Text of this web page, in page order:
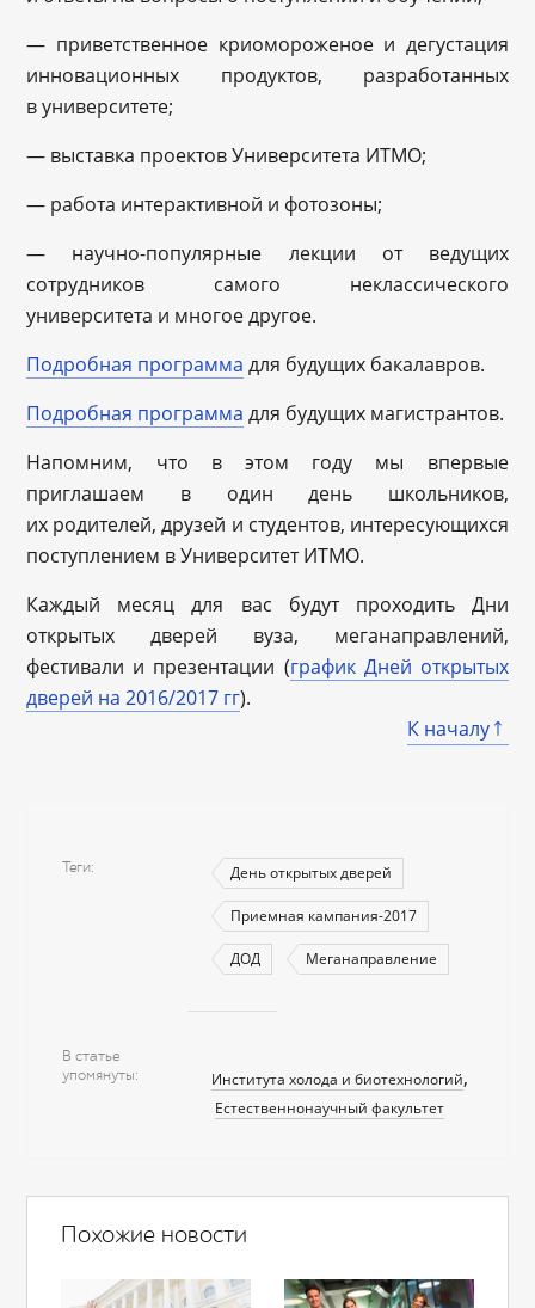
— приветственное криомороженое и дегустация
инновационных продуктов, разработанных
в университете;
— выставка проектов Университета ИТМО;
— работа интерактивной и фотозоны;
— научно-популярные лекции от ведущих
сотрудников самого неклассического
университета и многое другое.
Подробная программа для будущих бакалавров.
Подробная программа для будущих магистрантов.
Напомним, что в этом году мы впервые
приглашаем в один день школьников,
их родителей, друзей и студентов, интересующихся
поступлением в Университет ИТМО.
Каждый месяц для вас будут проходить Дни
открытых дверей вуза, меганаправлений,
фестивали и презентации (график Дней открытых
дверей на 2016/2017 гг).
К началу
Теги День открытых дверей
Приемная кампания-2017
ДОД Меганаправление
В статье
упомянуты
Института холода и биотехнологий
Естественнонаучный факультет
Похожие новости